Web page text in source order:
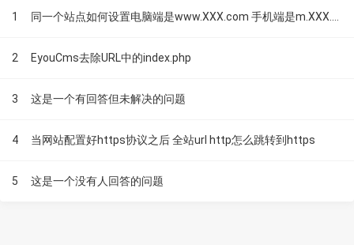
1
2 EyouCms去除URL中的index.php
3 这是一个有回答但未解决的问题
4 当网站配置好https协议之后 全站url http怎么跳转到https
5 这是一个没有人回答的问题